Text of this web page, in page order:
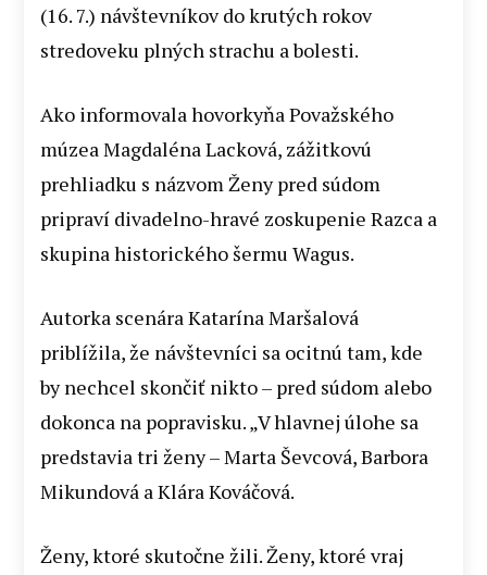
(16. 7.) návštevníkov do krutých rokov
stredoveku plných strachu a bolesti.
Ako informovala hovorkyňa Považského
múzea Magdaléna Lacková, zážitkovú
prehliadku s názvom Ženy pred súdom
pripraví divadelno-hravé zoskupenie Razca a
skupina historického šermu Wagus.
Autorka scenára Katarína Maršalová
priblížila, že návštevníci sa ocitnú tam, kde
by nechcel skončiť nikto – pred súdom alebo
dokonca na popravisku. „V hlavnej úlohe sa
predstavia tri ženy – Marta Ševcová, Barbora
Mikundová a Klára Kováčová.
Ženy, ktoré skutočne žili. Ženy, ktoré vraj